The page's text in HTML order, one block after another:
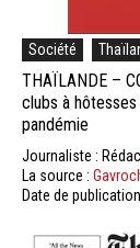
Société
THAÏLANDE –
clubs à
pandémie
Journaliste :
La source :
Date de